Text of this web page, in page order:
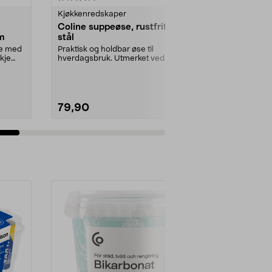
med
Kjøkkenredskaper
Coline suppeøse, rustfritt
stål
Praktisk og holdbar øse til
hverdagsbruk. Utmerket ved
79,90